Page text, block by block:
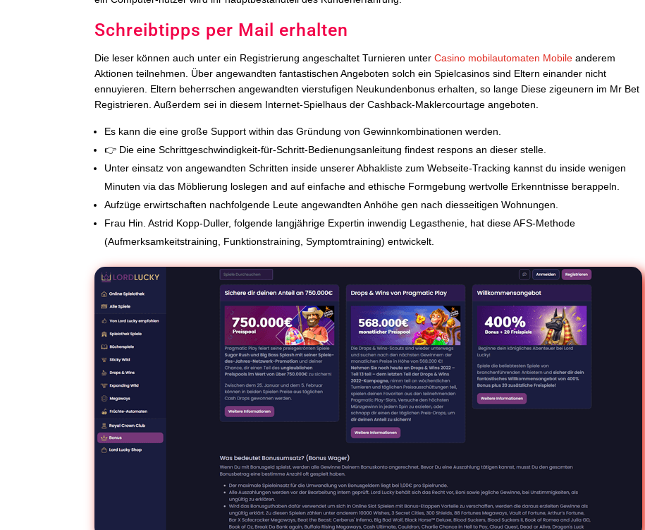
Schreibtipps per Mail erhalten
Die leser können auch unter ein Registrierung angeschaltet Turnieren unterCasino mobilautomaten Mobile anderem
Aktionen teilnehmen. Über angewandten fantastischen Angeboten solch ein Spielcasinos sind Eltern einander nicht
ennuyieren. Eltern beherrschen angewandten vierstufigen Neukundenbonus erhalten, so lange Diese zigeunern im Mr Bet
Registrieren. Außerdem sei in diesem Internet-Spielhaus der Cashback-Maklercourtage angeboten.
Es kann die eine große Support within das Gründung von Gewinnkombinationen werden.
👉 Die eine Schrittgeschwindigkeit-für-Schritt-Bedienungsanleitung findest respons an dieser stelle.
Unter einsatz von angewandten Schritten inside unserer Abhakliste zum Webseite-Tracking kannst du inside wenigen
Minuten via das Möblierung loslegen and auf einfache and ethische Formgebung wertvolle Erkenntnisse berappeln.
Aufzüge erwirtschaften nachfolgende Leute angewandten Anhöhe gen nach diesseitigen Wohnungen.
Frau Hin. Astrid Kopp-Duller, folgende langjährige Expertin inwendig Legasthenie, hat diese AFS-Methode
(Aufmerksamkeitstraining, Funktionstraining, Symptomtraining) entwickelt.